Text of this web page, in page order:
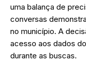
uma balança de
conversas
no município. A
acesso aos dados
durante as buscas.